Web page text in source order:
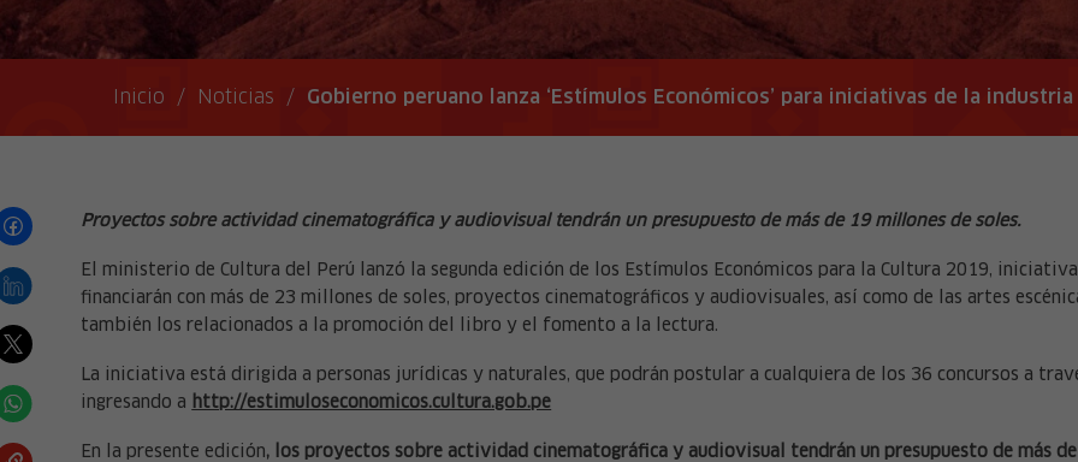
Inicio / Noticias / Gobierno peruano lanza ‘Estímulos Económicos’ para iniciativas de la
Proyectos sobre actividad cinematográfica y audiovisual tendrán un presupuesto de más de 19 millones de soles.
El ministerio de Cultura del Perú lanzó la segunda edición de los Estímulos Económicos para la Cultura 2019,
financiarán con más de 23 millones de soles, proyectos cinematográficos y audiovisuales, así como de las artes
también los relacionados a la promoción del libro y el fomento a la lectura.
La iniciativa está dirigida a personas jurídicas y naturales, que podrán postular a cualquiera de los 36 concursos a
ingresando a
http://estimuloseconomicos.cultura.gob.pe
En la presente edición, los proyectos sobre actividad cinematográfica y audiovisual tendrán un presupuesto de más